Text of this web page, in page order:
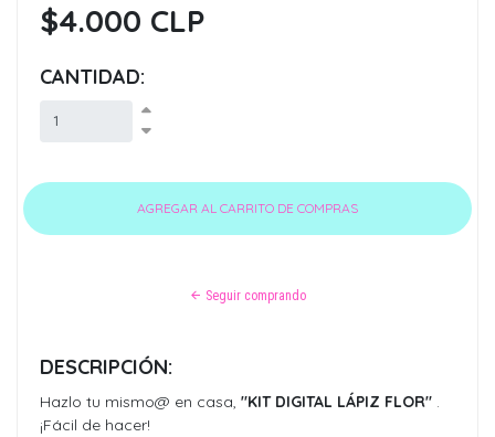
$4.000 CLP
CANTIDAD:
Seguir comprando
DESCRIPCIÓN:
Hazlo tu mismo@ en casa, "KIT DIGITAL LÁPIZ FLOR" .
¡Fácil de hacer!